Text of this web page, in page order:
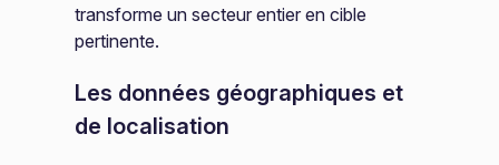
transforme un secteur entier en cible
pertinente.
Les données géographiques et
de localisation